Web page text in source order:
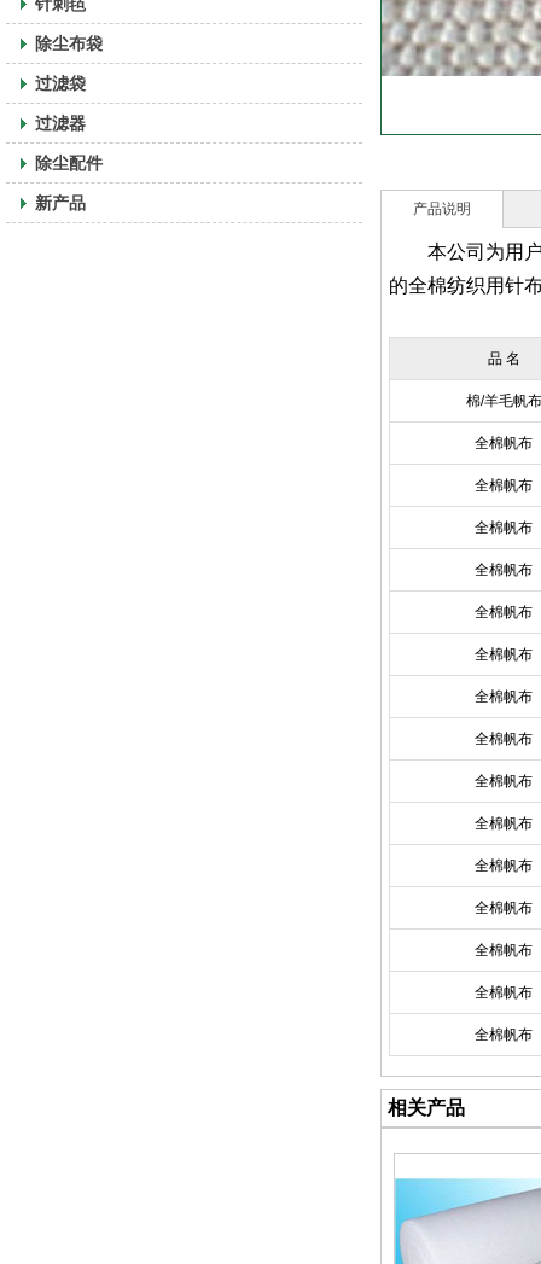
除尘布袋
过滤袋
过滤器
除尘配件
新产品 产品说明
本公司为用
的全棉纺织用针
品 名
棉/羊毛帆布
全棉帆布
全棉帆布
全棉帆布
全棉帆布
全棉帆布
全棉帆布
全棉帆布
全棉帆布
全棉帆布
全棉帆布
全棉帆布
全棉帆布
全棉帆布
全棉帆布
全棉帆布
相关产品